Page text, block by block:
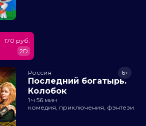
170 руб.
2D
Россия
Последний богатырь.
Колобок
6+
1 ч 56 мин
комедия, приключения, фэнтези